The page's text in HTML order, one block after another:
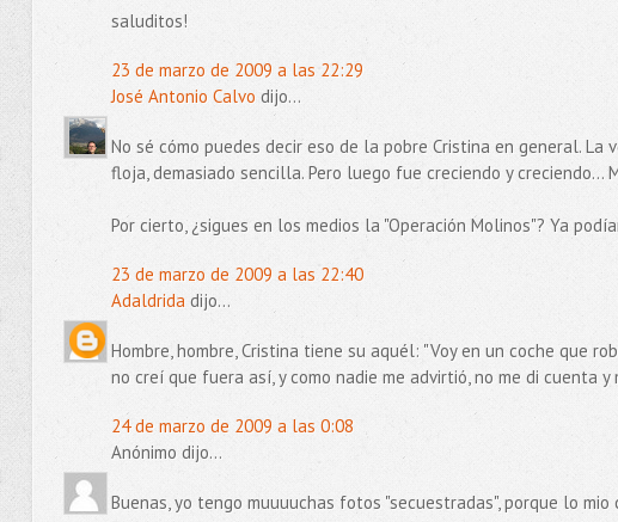
saluditos!
23 de marzo de 2009 a las 22:29
José Antonio Calvo dijo...
No sé cómo puedes decir eso de la pobre Cristina en general.
floja, demasiado sencilla. Pero luego fue creciendo y creciendo...
Por cierto, ¿sigues en los medios la "Operación Molinos"? Ya
23 de marzo de 2009 a las 22:40
Adaldridadijo...
Hombre, hombre, Cristina tiene su aquél: "Voy en un coche que
no creí que fuera así, y como nadie me advirtió, no me di cuenta y
24 de marzo de 2009 a las 0:08
Anónimo dijo...
Buenas, yo tengo muuuuchas fotos "secuestradas", porque lo